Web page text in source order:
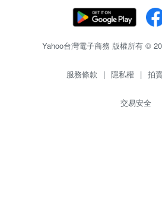
Yahoo台灣電子商務 版權所有 ©
服務條款 | 隱私權 | 拍
交易安全